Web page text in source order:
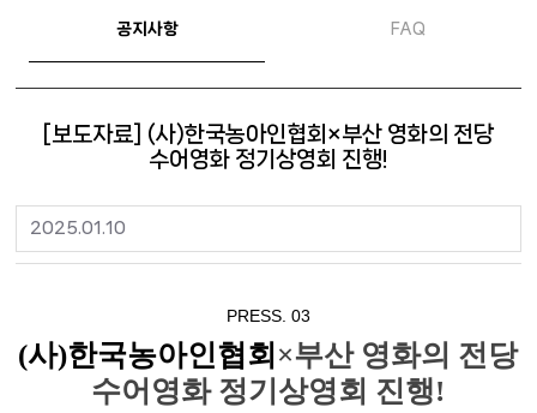
공지사항 FAQ
[보도자료] (사)한국농아인협회×부산 영화의 전당
수어영화 정기상영회 진행!
2025.01.10
PRESS. 03
(사)한국농아인협회 ×부산 영화의 전당
수어영화 정기상영회 진행!